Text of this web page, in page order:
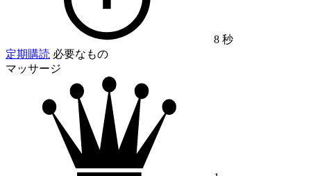
8 秒
定期購読 必要なもの
マッサージ